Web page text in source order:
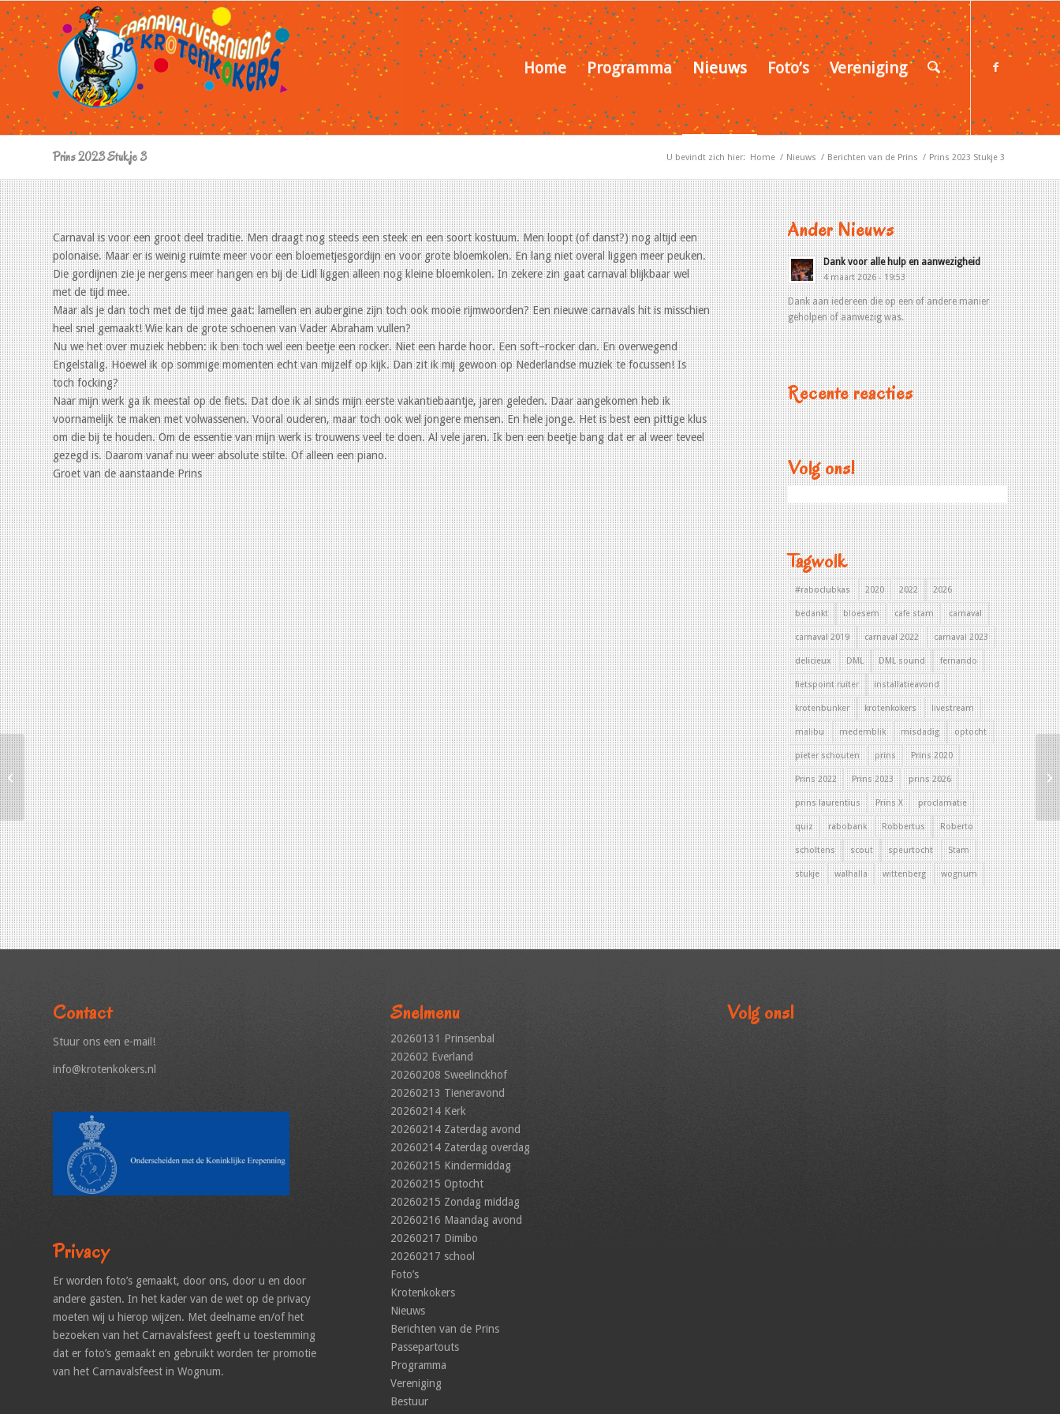
Home Programma Nieuws Foto’s Vereniging
Prins 2023 Stukje 3 U bevindt zich hier: Home / Nieuws / Berichten van de Prins / Prins 2023 Stukje 3
Carnaval is voor een groot deel traditie. Men draagt nog steeds een steek en een soort kostuum. Men loopt (of danst?) nog altijd een
polonaise. Maar er is weinig ruimte meer voor een bloemetjesgordijn en voor grote bloemkolen. En lang niet overal liggen meer peuken.
Die gordijnen zie je nergens meer hangen en bij de Lidl liggen alleen nog kleine bloemkolen. In zekere zin gaat carnaval blijkbaar wel
met de tijd mee.
Maar als je dan toch met de tijd mee gaat: lamellen en aubergine zijn toch ook mooie rijmwoorden? Een nieuwe carnavals hit is misschien
heel snel gemaakt! Wie kan de grote schoenen van Vader Abraham vullen?
Nu we het over muziek hebben: ik ben toch wel een beetje een rocker. Niet een harde hoor. Een soft–rocker dan. En overwegend
Engelstalig. Hoewel ik op sommige momenten echt van mijzelf op kijk. Dan zit ik mij gewoon op Nederlandse muziek te focussen! Is
toch focking?
Naar mijn werk ga ik meestal op de fiets. Dat doe ik al sinds mijn eerste vakantiebaantje, jaren geleden. Daar aangekomen heb ik
voornamelijk te maken met volwassenen. Vooral ouderen, maar toch ook wel jongere mensen. En hele jonge. Het is best een pittige klus
om die bij te houden. Om de essentie van mijn werk is trouwens veel te doen. Al vele jaren. Ik ben een beetje bang dat er al weer teveel
gezegd is. Daarom vanaf nu weer absolute stilte. Of alleen een piano.
Groet van de aanstaande Prins
Ander Nieuws
Dank voor alle hulp en aanwezigheid
4 maart 2026 - 19:53
Dank aan iedereen die op een of andere manier
geholpen of aanwezig was.
Recente reacties
Volg ons!
Tagwolk
#raboclubkas 2020 2022 2026
bedankt bloesem cafe stam carnaval
carnaval 2019 carnaval 2022 carnaval 2023
delicieux DML DML sound fernando
fietspoint ruiter installatieavond
krotenbunker krotenkokers livestream
malibu medemblik misdadig optocht
pieter schouten prins Prins 2020
Prins 2022 Prins 2023 prins 2026
prins laurentius Prins X proclamatie
quiz rabobank Robbertus Roberto
scholtens scout speurtocht Stam
stukje walhalla wittenberg wognum
Contact
Stuur ons een e-mail!
info@krotenkokers.nl
Privacy
Er worden foto’s gemaakt, door ons, door u en door
andere gasten. In het kader van de wet op de privacy
moeten wij u hierop wijzen. Met deelname en/of het
bezoeken van het Carnavalsfeest geeft u toestemming
dat er foto’s gemaakt en gebruikt worden ter promotie
van het Carnavalsfeest in Wognum.
Snelmenu
20260131 Prinsenbal
202602 Everland
20260208 Sweelinckhof
20260213 Tieneravond
20260214 Kerk
20260214 Zaterdag avond
20260214 Zaterdag overdag
20260215 Kindermiddag
20260215 Optocht
20260215 Zondag middag
20260216 Maandag avond
20260217 Dimibo
20260217 school
Foto’s
Krotenkokers
Nieuws
Berichten van de Prins
Passepartouts
Programma
Vereniging
Bestuur
Volg ons!
Prins 2023 Stukje 2